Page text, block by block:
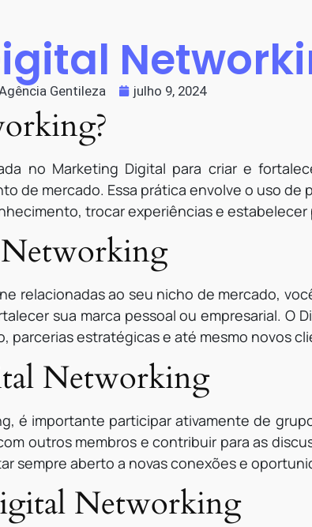
Gentileza julho 9, 2024
no Marketing Digital para criar e
de mercado. Essa prática envolve o uso de
trocar experiências e estabelecer
relacionadas ao seu nicho de mercado,
sua marca pessoal ou empresarial. O
parcerias estratégicas e até mesmo novos
Networking
é importante participar ativamente de
outros membros e contribuir para as
sempre aberto a novas conexões e
Networking